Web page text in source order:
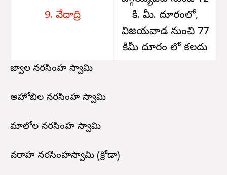
9. వేదాద్రి
కి. మీ. దూరంలో,
విజయవాడ నుంచి 77
కిమీ దూరం లో కలదు
జ్వాల నరసింహ స్వామి
అహోబిల నరసింహ స్వామి
మాలోల నరసింహ స్వామి
వరాహ నరసింహస్వామి (క్రోడా)